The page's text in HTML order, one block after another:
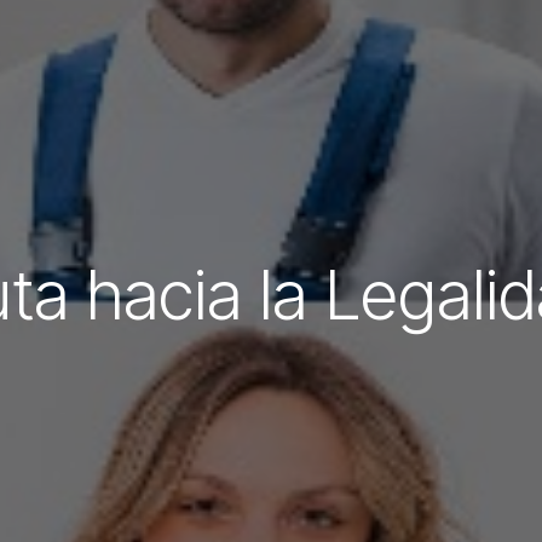
hacia la